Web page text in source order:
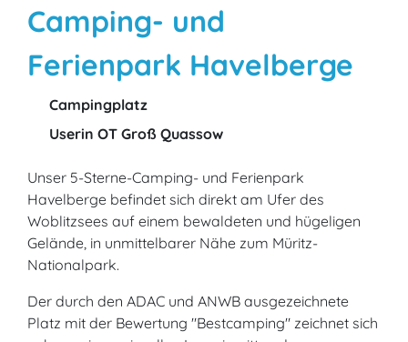
Camping- und
Ferienpark Havelberge
Campingplatz
Userin OT Groß Quassow
Unser 5-Sterne-Camping- und Ferienpark
Havelberge befindet sich direkt am Ufer des
Woblitzsees auf einem bewaldeten und hügeligen
Gelände, in unmittelbarer Nähe zum Müritz-
Nationalpark.
Der durch den ADAC und ANWB ausgezeichnete
Platz mit der Bewertung "Bestcamping" zeichnet sich